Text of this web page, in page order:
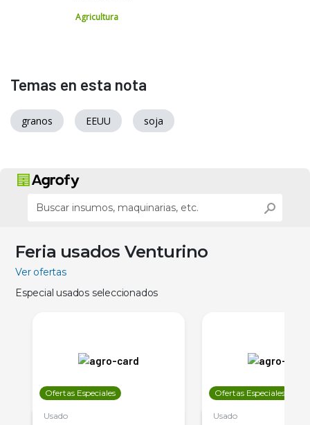
Agricultura
Temas en esta nota
granos EEUU soja
Feria usados Venturino
Ver ofertas
Especial usados seleccionados
Ofertas Especiales
Usado
Ofertas Especiales
Usado